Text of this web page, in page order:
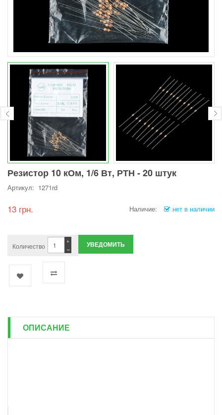
Резистор 10 кОм, 1/6 Вт, РТН - 20 штук
Артикул: 1271rd
13 грн. Наличие: нет в наличии
Количество −
+ УВЕДОМИТЬ
ОПИСАНИЕ